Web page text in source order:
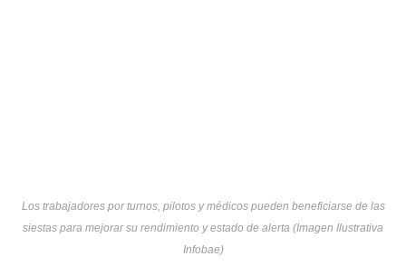
Los trabajadores por turnos, pilotos y médicos pueden beneficiarse de las
siestas para mejorar su rendimiento y estado de alerta (Imagen Ilustrativa
Infobae)